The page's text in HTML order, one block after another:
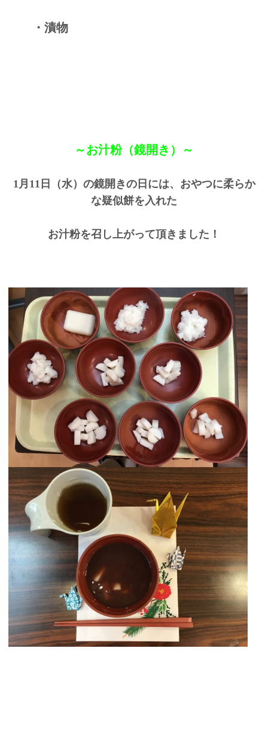
・漬物
～お汁粉（鏡開き）～
1月11日（水）の鏡開きの日には、おやつに柔らか
な疑似餅を入れた
お汁粉を召し上がって頂きました！